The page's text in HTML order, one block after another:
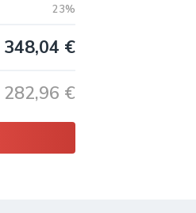
23%
348,04 €
282,96 €